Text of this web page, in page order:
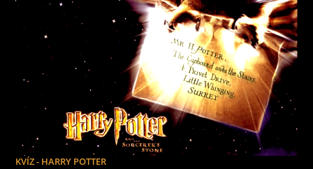
KVÍZ - HARRY POTTER